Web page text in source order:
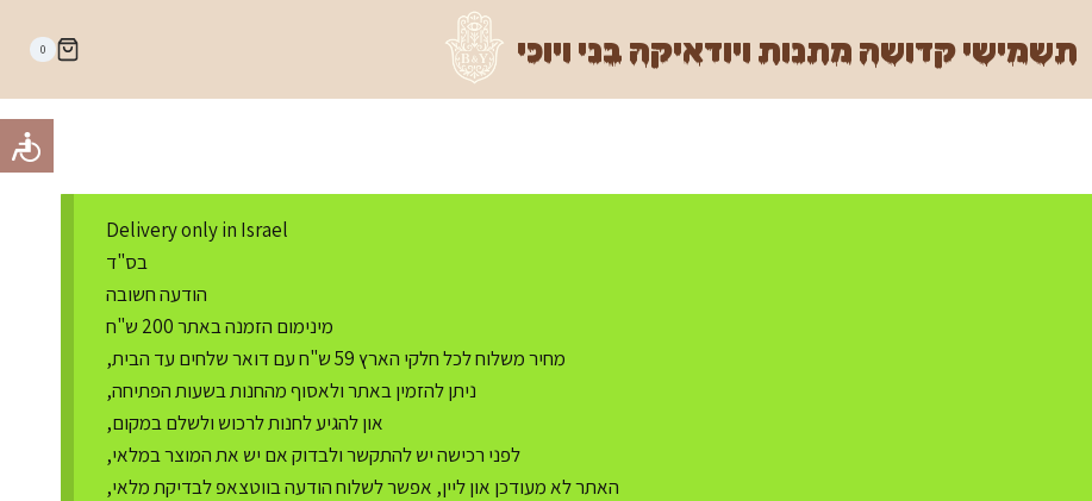
תשמישי קדושה מתנות ויודאיקה בני ויוכי 0
Delivery only in Israel
בס"ד
הודעה חשובה
מינימום הזמנה באתר 200 ש"ח
מחיר משלוח לכל חלקי הארץ 59 ש"ח עם דואר שלחים עד הבית,
ניתן להזמין באתר ולאסוף מהחנות בשעות הפתיחה,
און להגיע לחנות לרכוש ולשלם במקום,
לפני רכישה יש להתקשר ולבדוק אם יש את המוצר במלאי,
האתר לא מעודכן און ליין, אפשר לשלוח הודעה בווטצאפ לבדיקת מלאי,